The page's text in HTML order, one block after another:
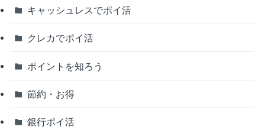
キャッシュレスでポイ活
クレカでポイ活
ポイントを知ろう
節約・お得
銀行ポイ活